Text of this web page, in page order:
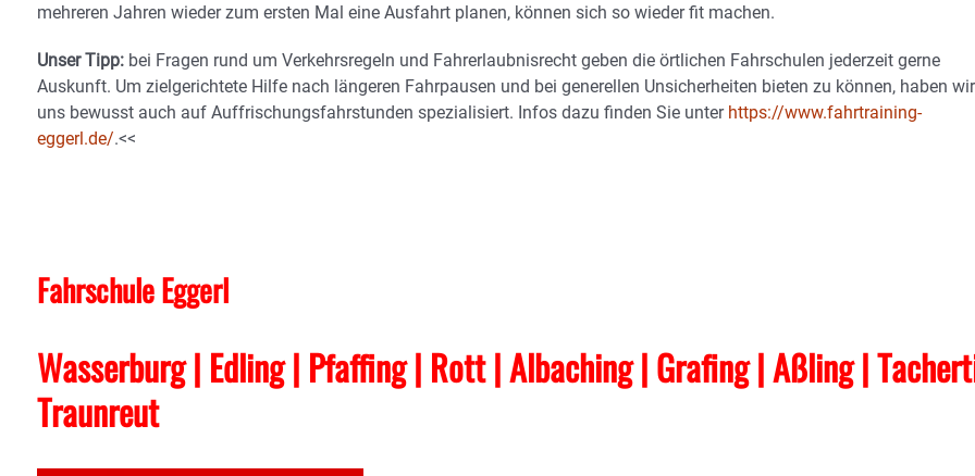
mehreren Jahren wieder zum ersten Mal eine Ausfahrt planen, können sich so wieder fit machen.
Unser Tipp: bei Fragen rund um Verkehrsregeln und Fahrerlaubnisrecht geben die örtlichen Fahrschulen jederzeit gerne
Auskunft. Um zielgerichtete Hilfe nach längeren Fahrpausen und bei generellen Unsicherheiten bieten zu können, haben wir
uns bewusst auch auf Auffrischungsfahrstunden spezialisiert. Infos dazu finden Sie unter https://www.fahrtraining-
eggerl.de/.<<
Fahrschule Eggerl
Wasserburg | Edling | Pfaffing | Rott | Albaching| Grafing| Aßling|
Traunreut